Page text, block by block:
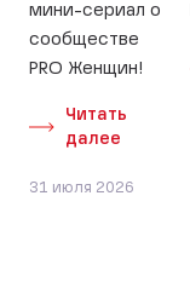
мини-сериал о
сообществе
PRO Женщин!
Читать
далее
31 июля 2026